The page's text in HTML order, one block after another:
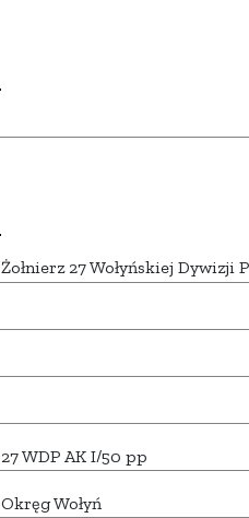
Żołnierz 27 Wołyńskiej Dywizji
27 WDP AK I/50 pp
Okręg Wołyń